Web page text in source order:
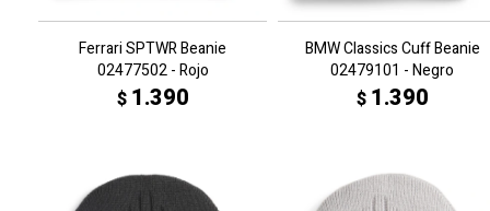
Ferrari SPTWR Beanie
02477502 - Rojo
$ 1.390
BMW Classics Cuff Beanie
02479101 - Negro
$ 1.390